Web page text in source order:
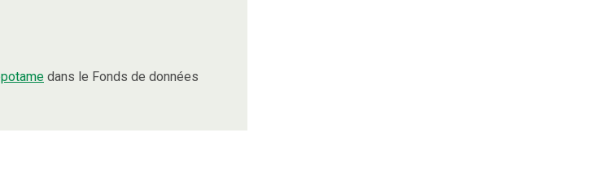
dans le Fonds de données